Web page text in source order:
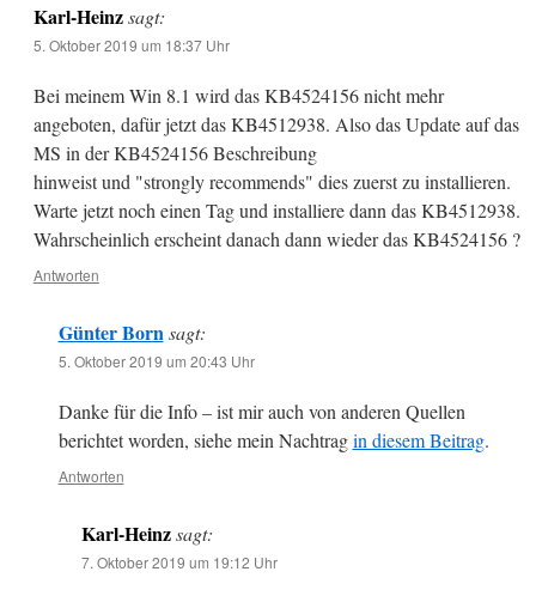
Karl-Heinz sagt:
5. Oktober 2019 um 18:37 Uhr
Bei meinem Win 8.1 wird das KB4524156 nicht mehr
angeboten, dafür jetzt das KB4512938. Also das Update auf das
MS in der KB4524156 Beschreibung
hinweist und "strongly recommends" dies zuerst zu installieren.
Warte jetzt noch einen Tag und installiere dann das KB4512938.
Wahrscheinlich erscheint danach dann wieder das KB4524156 ?
Antworten
Günter Born sagt:
5. Oktober 2019 um 20:43 Uhr
Danke für die Info – ist mir auch von anderen Quellen
berichtet worden, siehe mein Nachtragin diesem Beitrag.
Antworten
Karl-Heinzsagt:
7. Oktober 2019 um 19:12 Uhr